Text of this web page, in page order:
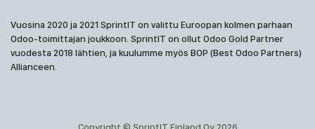
Vuosina 2020 ja 2021 SprintIT on valittu Euroopan kolmen parhaan
Odoo-toimittajan joukkoon. SprintIT on ollut Odoo Gold Partner
vuodesta 2018 lähtien, ja kuulumme myös BOP (Best Odoo Partners)
Allianceen.
Copyright © SprintIT Finland Oy 2026